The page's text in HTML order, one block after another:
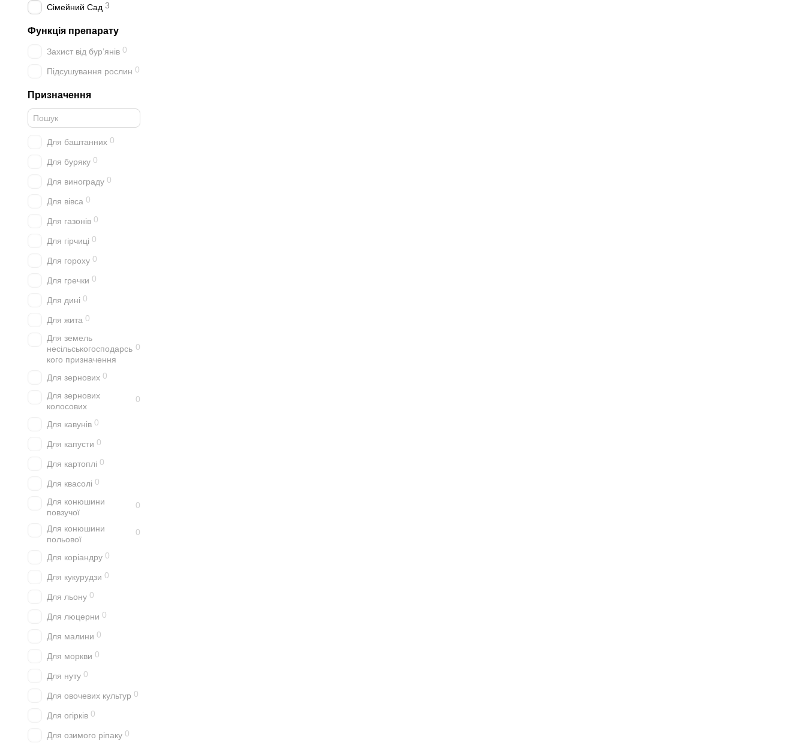
Сімейний Сад 3
Функція препарату
Захист від бурʼянів 0
Підсушування рослин 0
Призначення
Для баштанних 0
Для буряку 0
Для винограду 0
Для вівса 0
Для газонів 0
Для гірчиці 0
Для гороху 0
Для гречки 0
Для дині 0
Для жита 0
Для земель
несільськогосподарсь
кого призначення
0
Для зернових 0
Для зернових
колосових
0
Для кавунів 0
Для капусти 0
Для картоплі 0
Для квасолі 0
Для конюшини
повзучої
0
Для конюшини
польової
0
Для коріандру 0
Для кукурудзи 0
Для льону 0
Для люцерни 0
Для малини 0
Для моркви 0
Для нуту 0
Для овочевих культур 0
Для огірків 0
Для озимого ріпаку 0